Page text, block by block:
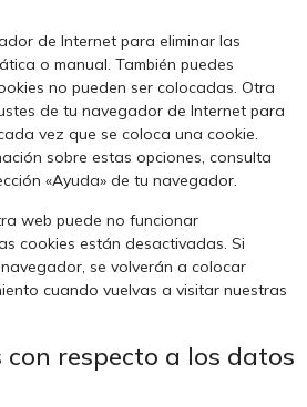
de Internet para eliminar las
o manual. También puedes
no pueden ser colocadas. Otra
de tu navegador de Internet para
vez que se coloca una cookie.
sobre estas opciones, consulta
«Ayuda» de tu navegador.
web puede no funcionar
cookies están desactivadas. Si
se volverán a colocar
cuando vuelvas a visitar nuestras
con respecto a los datos